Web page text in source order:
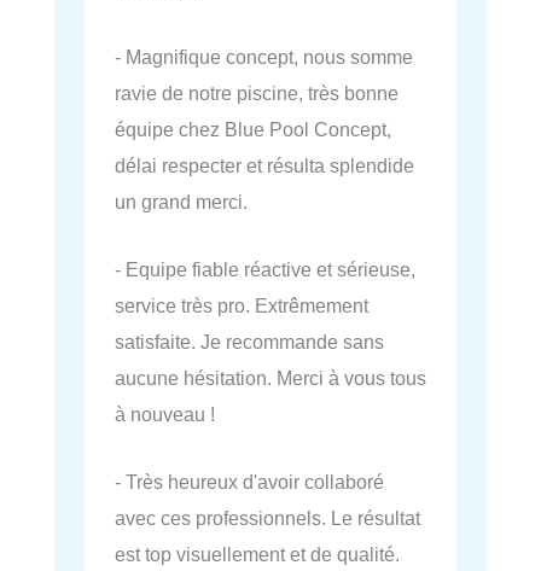
- Magnifique concept, nous somme
ravie de notre piscine, très bonne
équipe chez Blue Pool Concept,
délai respecter et résulta splendide
un grand merci.
- Equipe fiable réactive et sérieuse,
service très pro. Extrêmement
satisfaite. Je recommande sans
aucune hésitation. Merci à vous tous
à nouveau !
- Très heureux d'avoir collaboré
avec ces professionnels. Le résultat
est top visuellement et de qualité.